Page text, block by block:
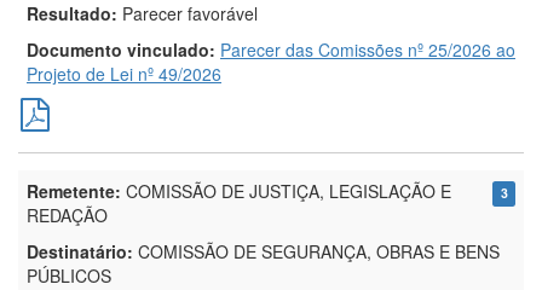
Resultado: Parecer favorável
Documento vinculado: Parecer das Comissões nº 25/2026 ao
Projeto de Lei nº 49/2026
3
Remetente: COMISSÃO DE JUSTIÇA, LEGISLAÇÃO E
REDAÇÃO
Destinatário: COMISSÃO DE SEGURANÇA, OBRAS E BENS
PÚBLICOS